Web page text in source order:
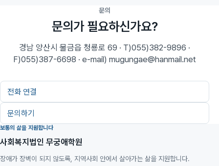
문의
문의가 필요하신가요?
경남 양산시 물금읍 청룡로 69 · T)055)382-9896 ·
F)055)387-6698 · e-mail) mugungae@hanmail.net
전화 연결
문의하기
보통의 삶을 지원합니다
사회복지법인 무궁애학원
장애가 장벽이 되지 않도록, 지역사회 안에서 살아가는 삶을 지원합니다.